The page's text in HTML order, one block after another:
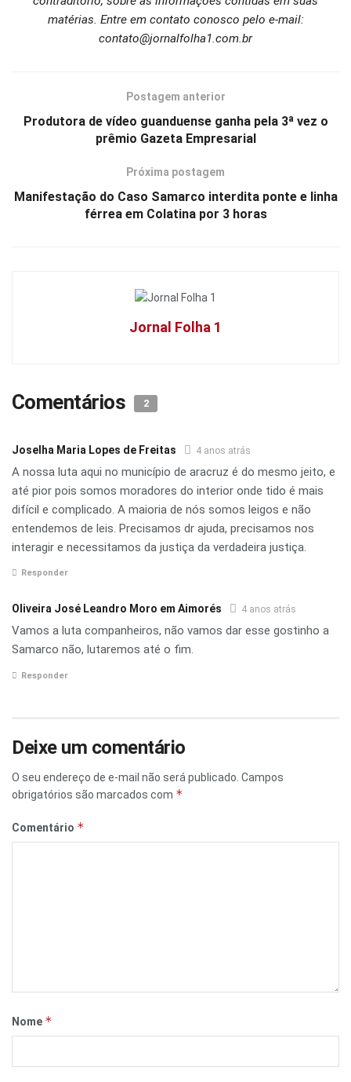
matérias. Entre em contato conosco pelo e-mail:
contato@jornalfolha1.com.br
Postagem anterior
Produtora de vídeo guanduense ganha pela 3ª vez o
prêmio Gazeta Empresarial
Próxima postagem
Manifestação do Caso Samarco interdita ponte e linha
férrea em Colatina por 3 horas
Jornal Folha 1
Comentários 2
Joselha Maria Lopes de Freitas 4 anos atrás
A nossa luta aqui no município de aracruz é do mesmo jeito, e
até pior pois somos moradores do interior onde tido é mais
difícil e complicado. A maioria de nós somos leigos e não
entendemos de leis. Precisamos dr ajuda, precisamos nos
interagir e necessitamos da justiça da verdadeira justiça.
Responder
Oliveira José Leandro Moro em Aimorés 4 anos atrás
Vamos a luta companheiros, não vamos dar esse gostinho a
Samarco não, lutaremos até o fim.
Responder
Deixe um comentário
O seu endereço de e-mail não será publicado. Campos
obrigatórios são marcados com *
Comentário *
Nome *